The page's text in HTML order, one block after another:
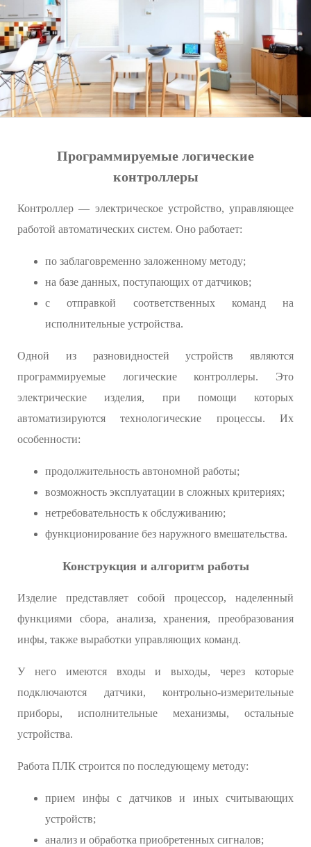
Программируемые логические
контроллеры
Контроллер — электрическое устройство, управляющее
работой автоматических систем. Оно работает:
по заблаговременно заложенному методу;
на базе данных, поступающих от датчиков;
с отправкой соответственных команд на
исполнительные устройства.
Одной из разновидностей устройств являются
программируемые логические контроллеры. Это
электрические изделия, при помощи которых
автоматизируются технологические процессы. Их
особенности:
продолжительность автономной работы;
возможность эксплуатации в сложных критериях;
нетребовательность к обслуживанию;
функционирование без наружного вмешательства.
Конструкция и алгоритм работы
Изделие представляет собой процессор, наделенный
функциями сбора, анализа, хранения, преобразования
инфы, также выработки управляющих команд.
У него имеются входы и выходы, через которые
подключаются датчики, контрольно-измерительные
приборы, исполнительные механизмы, остальные
устройства.
Работа ПЛК строится по последующему методу:
прием инфы с датчиков и иных считывающих
устройств;
анализ и обработка приобретенных сигналов;